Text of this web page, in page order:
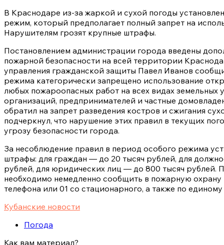
В Краснодаре из-за жаркой и сухой погоды
режим, который предполагает полный запрет на
Нарушителям грозят крупные штрафы.
Постановлением администрации города введены
пожарной безопасности на всей территории
управления гражданской защиты Павел Иванов
режима категорически запрещено использование
любых пожароопасных работ на всех видах земельных
организаций, предпринимателей и частные
обратил на запрет разведения костров и сжигания
подчеркнул, что нарушение этих правил в текущих
угрозу безопасности города.
За несоблюдение правил в период особого режима
штрафы: для граждан — до 20 тысяч рублей, для
рублей, для юридических лиц — до 800 тысяч рублей.
необходимо немедленно сообщить в пожарную охрану
телефона или 01 со стационарного, а также по
Кубанские новости
Погода
Как вам материал?